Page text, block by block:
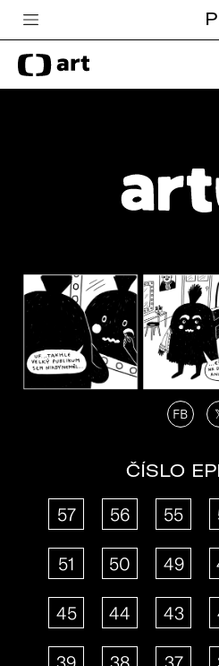
Česká televize
Zpravodajství
Vše o ČT
FB
ČÍSLO
57 56 55
51 50 49
45 44 43
39 38 37